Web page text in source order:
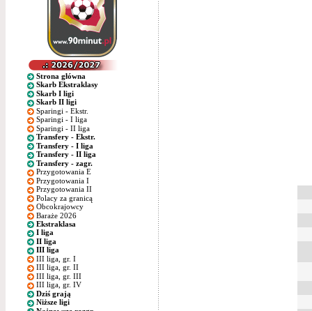
Strona główna
Skarb Ekstraklasy
Skarb I ligi
Skarb II ligi
Sparingi - Ekstr.
Sparingi - I liga
Sparingi - II liga
Transfery - Ekstr.
Transfery - I liga
Transfery - II liga
Transfery - zagr.
Przygotowania E
Przygotowania I
Przygotowania II
Polacy za granicą
Obcokrajowcy
Baraże 2026
Ekstraklasa
I liga
II liga
III liga
III liga, gr. I
III liga, gr. II
III liga, gr. III
III liga, gr. IV
Dziś grają
Niższe ligi